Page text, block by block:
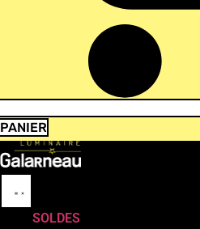
PANIER
SOLDES